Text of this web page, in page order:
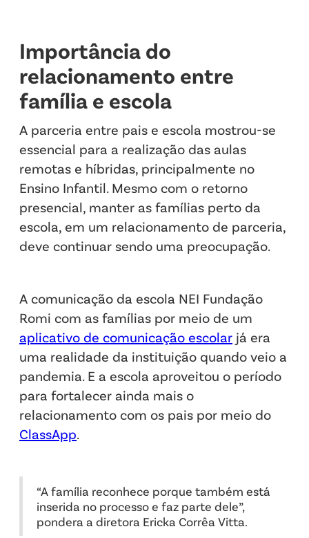
Importância do
relacionamento entre
família e escola
A parceria entre pais e escola mostrou-se
essencial para a realização das aulas
remotas e híbridas, principalmente no
Ensino Infantil. Mesmo com o retorno
presencial, manter as famílias perto da
escola, em um relacionamento de parceria,
deve continuar sendo uma preocupação.
A comunicação da escola NEI Fundação
Romi com as famílias por meio de um
aplicativo de comunicação escolar já era
uma realidade da instituição quando veio a
pandemia. E a escola aproveitou o período
para fortalecer ainda mais o
relacionamento com os pais por meio do
ClassApp.
‍“A família reconhece porque também está
inserida no processo e faz parte dele”,
pondera a diretora Ericka Corrêa Vitta.